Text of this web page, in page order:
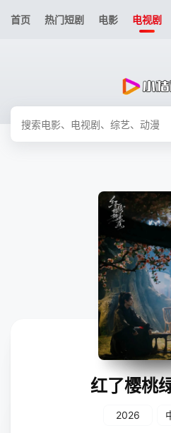
首页 热门短剧 电影 电视剧
红了樱桃
2026